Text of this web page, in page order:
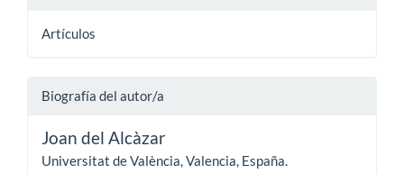
Artículos
Biografía del autor/a
Joan del Alcàzar
Universitat de València, Valencia, España.